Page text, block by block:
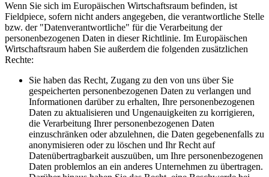
Wenn Sie sich im Europäischen Wirtschaftsraum befinden, ist
Fieldpiece, sofern nicht anders angegeben, die verantwortliche Stelle
bzw. der "Datenverantwortliche" für die Verarbeitung der
personenbezogenen Daten in dieser Richtlinie. Im Europäischen
Wirtschaftsraum haben Sie außerdem die folgenden zusätzlichen
Rechte:
Sie haben das Recht, Zugang zu den von uns über Sie
gespeicherten personenbezogenen Daten zu verlangen und
Informationen darüber zu erhalten, Ihre personenbezogenen
Daten zu aktualisieren und Ungenauigkeiten zu korrigieren,
die Verarbeitung Ihrer personenbezogenen Daten
einzuschränken oder abzulehnen, die Daten gegebenenfalls zu
anonymisieren oder zu löschen und Ihr Recht auf
Datenübertragbarkeit auszuüben, um Ihre personenbezogenen
Daten problemlos an ein anderes Unternehmen zu übertragen.